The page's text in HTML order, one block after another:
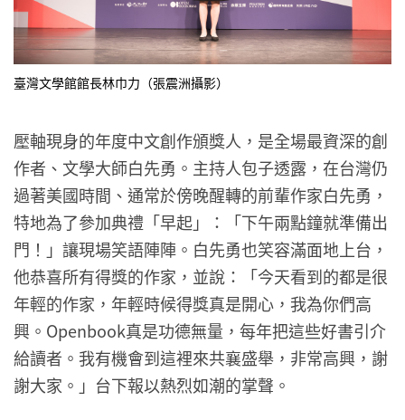
臺灣文學館館長林巾力（張震洲攝影）
壓軸現身的年度中文創作頒獎人，是全場最資深的創
作者、文學大師白先勇。主持人包子透露，在台灣仍
過著美國時間、通常於傍晚醒轉的前輩作家白先勇，
特地為了參加典禮「早起」：「下午兩點鐘就準備出
門！」讓現場笑語陣陣。白先勇也笑容滿面地上台，
他恭喜所有得獎的作家，並說：「今天看到的都是很
年輕的作家，年輕時候得獎真是開心，我為你們高
興。Openbook真是功德無量，每年把這些好書引介
給讀者。我有機會到這裡來共襄盛舉，非常高興，謝
謝大家。」台下報以熱烈如潮的掌聲。